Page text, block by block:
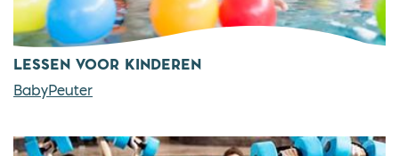
LESSEN VOOR KINDEREN
BabyPeuter